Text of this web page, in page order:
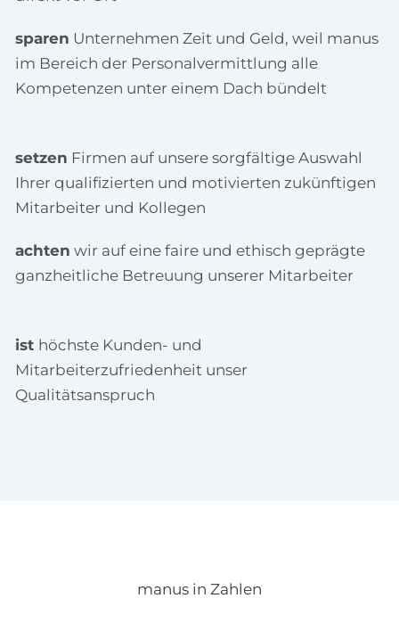
sparen Unternehmen Zeit und Geld, weil manus
im Bereich der Personalvermittlung alle
Kompetenzen unter einem Dach bündelt
setzen Firmen auf unsere sorgfältige Auswahl
Ihrer qualifizierten und motivierten zukünftigen
Mitarbeiter und Kollegen
achten wir auf eine faire und ethisch geprägte
ganzheitliche Betreuung unserer Mitarbeiter
ist höchste Kunden- und
Mitarbeiterzufriedenheit unser
Qualitätsanspruch
manus in Zahlen